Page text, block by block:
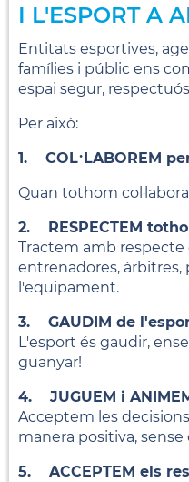
I L'ESPORT A
Entitats esportives,
famílies i públic ens
espai segur,
Per això:
1. COL·LABOREM
Quan tothom
2. RESPECTEM
Tractem amb
entrenadores, àrbitres,
l'equipament.
3. GAUDIM de
L'esport és gaudir,
guanyar!
4. JUGUEM i
Acceptem les
manera positiva,
5. ACCEPTEM els